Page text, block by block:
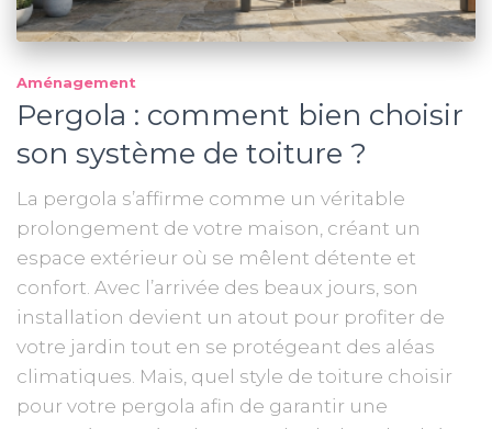
Aménagement
Pergola : comment bien choisir
son système de toiture ?
La pergola s’affirme comme un véritable
prolongement de votre maison, créant un
espace extérieur où se mêlent détente et
confort. Avec l’arrivée des beaux jours, son
installation devient un atout pour profiter de
votre jardin tout en se protégeant des aléas
climatiques. Mais, quel style de toiture choisir
pour votre pergola afin de garantir une